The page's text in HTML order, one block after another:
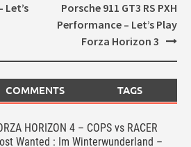
Let’s
Porsche 911 GT3 RS PXH
Performance – Let’s Play
Forza Horizon 3
COMMENTS TAGS
HORIZON 4 – COPS vs RACER
Wanted : Im Winterwunderland –